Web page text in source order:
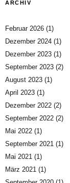
ARCHIV
Februar 2026 (1)
Dezember 2024 (1)
Dezember 2023 (1)
September 2023 (2)
August 2023 (1)
April 2023 (1)
Dezember 2022 (2)
September 2022 (2)
Mai 2022 (1)
September 2021 (1)
Mai 2021 (1)
März 2021 (1)